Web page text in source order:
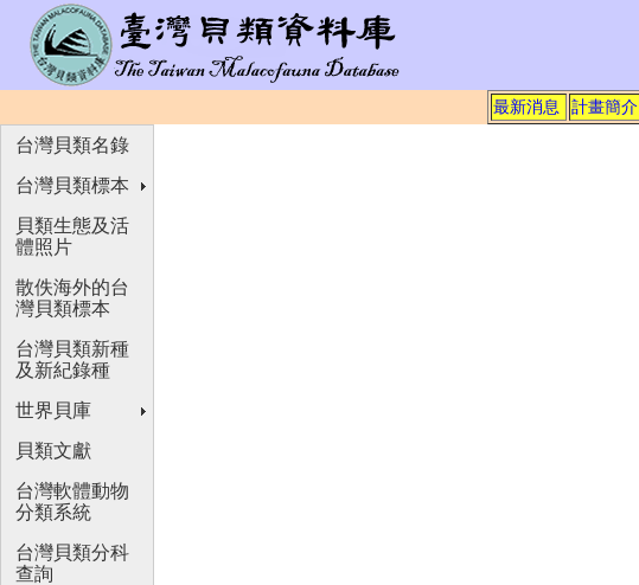
最新消息 計畫簡介
台灣貝類名錄
台灣貝類標本
貝類生態及活
體照片
散佚海外的台
灣貝類標本
台灣貝類新種
及新紀錄種
世界貝庫
貝類文獻
台灣軟體動物
分類系統
台灣貝類分科
查詢